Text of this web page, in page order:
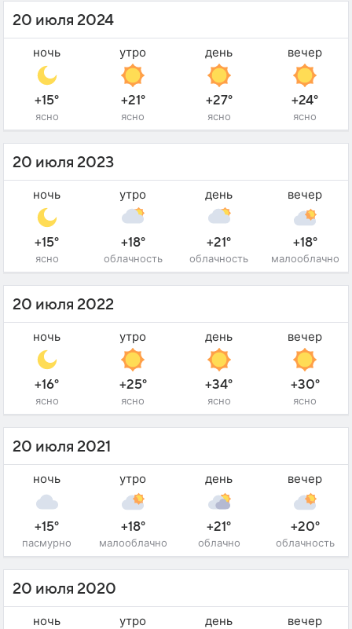
20 июля 2024
ночь
+15°
ясно
утро
+21°
ясно
день
+27°
ясно
вечер
+24°
ясно
20 июля 2023
ночь
+15°
ясно
утро
+18°
облачность
день
+21°
облачность
вечер
+18°
малооблачно
20 июля 2022
ночь
+16°
ясно
утро
+25°
ясно
день
+34°
ясно
вечер
+30°
ясно
20 июля 2021
ночь
+15°
пасмурно
утро
+18°
малооблачно
день
+21°
облачно
вечер
+20°
облачность
20 июля 2020
ночь утро день вечер